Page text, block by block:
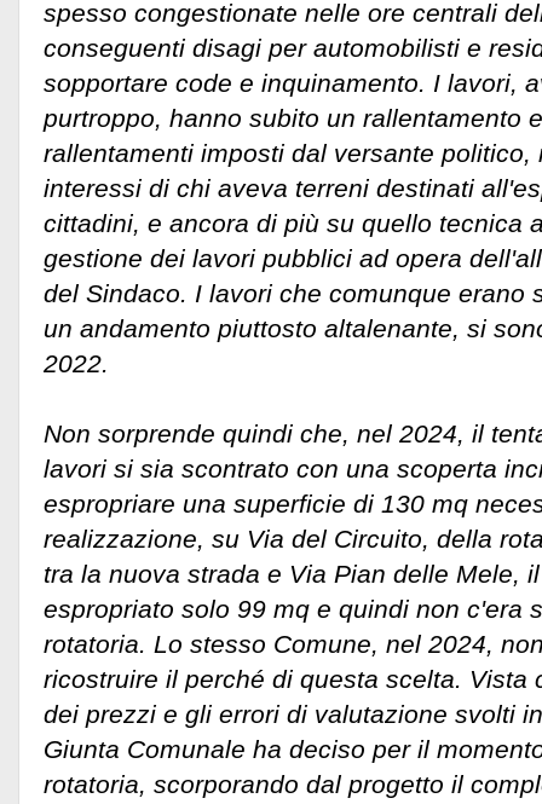
spesso congestionate nelle ore centrali
conseguenti disagi per automobilisti e
sopportare code e inquinamento. I lavori,
purtroppo, hanno subito un rallentamento
rallentamenti imposti dal versante politico,
interessi di chi aveva terreni destinati
cittadini, e ancora di più su quello tecnica
gestione dei lavori pubblici ad opera
del Sindaco. I lavori che comunque erano
un andamento piuttosto altalenante, si
2022.
Non sorprende quindi che, nel 2024, il
lavori si sia scontrato con una scoperta
espropriare una superficie di 130 mq
realizzazione, su Via del Circuito, della
tra la nuova strada e Via Pian delle Mele,
espropriato solo 99 mq e quindi non c'era
rotatoria. Lo stesso Comune, nel 2024,
ricostruire il perché di questa scelta. Vista
dei prezzi e gli errori di valutazione svolti
Giunta Comunale ha deciso per il
rotatoria, scorporando dal progetto il